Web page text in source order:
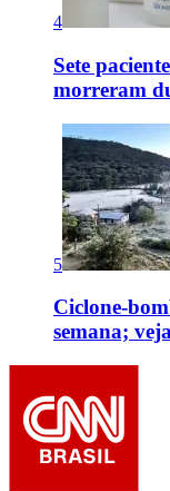
4
Sete
morreram
5
Ciclone-
semana;